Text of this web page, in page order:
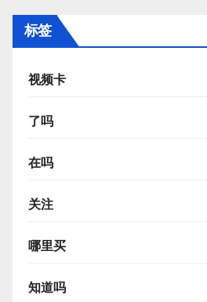
标签
视频卡
了吗
在吗
关注
哪里买
知道吗